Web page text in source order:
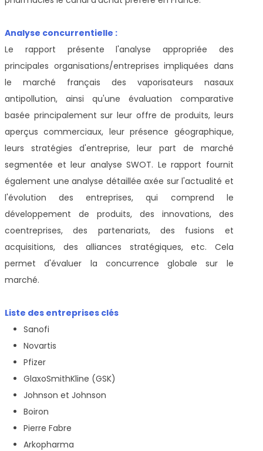
Analyse concurrentielle :
Le rapport présente l'analyse appropriée des
principales organisations/entreprises impliquées dans
le marché français des vaporisateurs nasaux
antipollution, ainsi qu'une évaluation comparative
basée principalement sur leur offre de produits, leurs
aperçus commerciaux, leur présence géographique,
leurs stratégies d'entreprise, leur part de marché
segmentée et leur analyse SWOT. Le rapport fournit
également une analyse détaillée axée sur l'actualité et
l'évolution des entreprises, qui comprend le
développement de produits, des innovations, des
coentreprises, des partenariats, des fusions et
acquisitions, des alliances stratégiques, etc. Cela
permet d'évaluer la concurrence globale sur le
marché.
Liste des entreprises clés
Sanofi
Novartis
Pfizer
GlaxoSmithKline (GSK)
Johnson et Johnson
Boiron
Pierre Fabre
Arkopharma